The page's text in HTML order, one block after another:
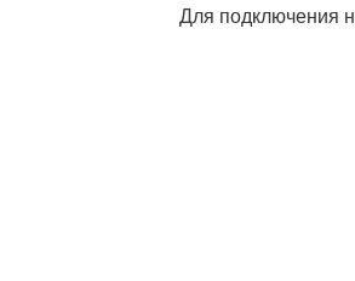
Для подключения